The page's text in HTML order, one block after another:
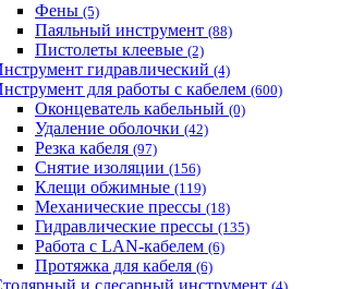
Фены (5)
Паяльный инструмент (88)
Пистолеты клеевые (2)
гидравлический (4)
для работы с кабелем (600)
Оконцеватель кабельный (0)
Удаление оболочки (42)
Резка кабеля (97)
Снятие изоляции (156)
Клещи обжимные (119)
Механические прессы (18)
Гидравлические прессы (135)
Работа с LAN-кабелем (6)
Протяжка для кабеля (6)